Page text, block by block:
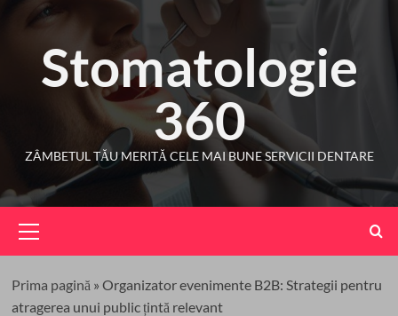
contentStomatologie
360
ZÂMBETUL TĂU MERITĂ CELE MAI BUNE SERVICII DENTARE
Menu
Prima pagină » Organizator evenimente B2B: Strategii pentru
atragerea unui public țintă relevant